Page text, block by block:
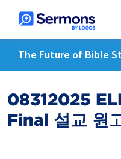
The Future of Bible
08312025
Final 설교 원